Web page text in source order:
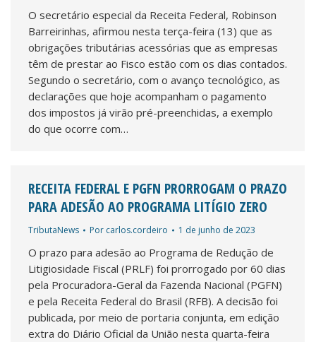
O secretário especial da Receita Federal, Robinson
Barreirinhas, afirmou nesta terça-feira (13) que as
obrigações tributárias acessórias que as empresas
têm de prestar ao Fisco estão com os dias contados.
Segundo o secretário, com o avanço tecnológico, as
declarações que hoje acompanham o pagamento
dos impostos já virão pré-preenchidas, a exemplo
do que ocorre com…
RECEITA FEDERAL E PGFN PRORROGAM O PRAZO
PARA ADESÃO AO PROGRAMA LITÍGIO ZERO
TributaNews Por carlos.cordeiro 1 de junho de 2023
O prazo para adesão ao Programa de Redução de
Litigiosidade Fiscal (PRLF) foi prorrogado por 60 dias
pela Procuradora-Geral da Fazenda Nacional (PGFN)
e pela Receita Federal do Brasil (RFB). A decisão foi
publicada, por meio de portaria conjunta, em edição
extra do Diário Oficial da União nesta quarta-feira